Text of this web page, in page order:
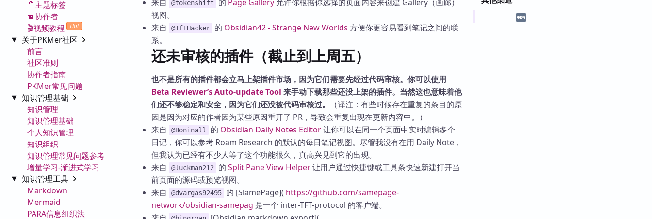
🔖主题标签
🧣协作者
🎬视频教程
Hot
关于PKMer社区
前言
社区准则
协作者指南
PKMer常见问题
知识管理基础
知识管理
知识管理基础
个人知识管理
知识组织
知识管理常见问题参考
增量学习-渐进式学习
知识管理工具
Markdown
Mermaid
PARA信息组织法
来自
@tokenshift 的 Page Gallery允许你根据你选择的页面内容来创建 Gallery（画廊）
视图。
来自
@TfTHacker 的 Obsidian42 - Strange New Worlds 方便你更容易看到笔记之间的联
系。
还未审核的插件（截止到上周五）
也不是所有的插件都会立马上架插件市场，因为它们需要先经过代码审核。你可以使用
Beta Reviewer’s Auto-update Tool 来手动下载那些还没上架的插件。当然这也意味着他
们还不够稳定和安全，因为它们还没被代码审核过。
（译注：有些时候存在重复的条目的原
因是因为对应的作者因为某些原因重开了 PR，导致会重复出现在更新内容中。）
来自
@Boninall 的 Obsidian Daily Notes Editor让你可以在同一个页面中实时编辑多个
日记，你可以参考 Roam Research 的默认的每日笔记视图。尽管我没有在用 Daily Note，
但我认为已经有不少人等了这个功能很久，真高兴见到它的出现。
来自
@luckman212 的 Split Pane View Helper让用户通过快捷键或工具条快速新建打开当
前页面的源码或预览视图。
来自
@dvargas92495 的 [SlamePage]( https://github.com/samepage-
network/obsidian-samepag 是一个 inter-TFT-protocol 的客户端。